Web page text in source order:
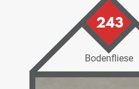
243
Bodenfliese